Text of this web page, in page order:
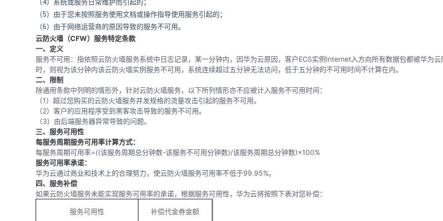
（4） 系统或服务日常维护而引起的；
（5） 由于您未按照服务使用文档或操作指导使用服务引起的；
（6） 由于网络运营商的原因导致的服务不可用。
云防火墙（CFW）服务特定条款
一、定义
服务不可用：指依照云防火墙服务系统中日志记录，某一分钟内，因华为云原因，客户ECS实例Internet入方向所有数据包都被华为
时，则视为该分钟内该云防火墙实例服务不可用，系统连续超过五分钟无法访问，低于五分钟的不可用时间不计算在内。
二、限制
除通用条款中列明的情形外，针对云防火墙服务，以下所列情形亦不应被计入服务不可用时间：
（1）超过您购买的云防火墙服务并发规格的流量攻击引起的服务不可用。
（2）客户的应用程序受到黑客攻击导致的服务不可用。
（3）由后端服务器异常导致的问题。
三、服务可用性
每服务周期服务可用率计算方式：
每服务周期可用率=((该服务周期总分钟数-该服务不可用分钟数)/该服务周期总分钟数)×100%
服务可用率承诺：
华为云通过商业和技术上的合理努力，使云防火墙服务可用率不低于99.95%。
四、服务补偿
如果云防火墙服务未能实现服务可用率的承诺，根据服务可用性，华为云将按照下表对您补偿：
服务可用性 补偿代金券金额